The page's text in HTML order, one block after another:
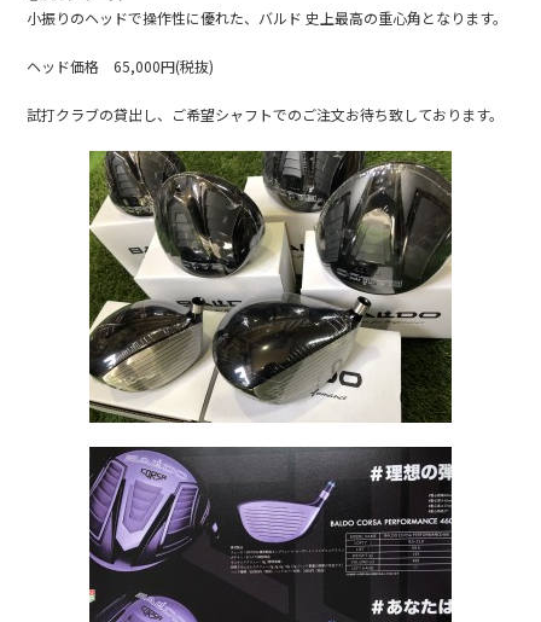
小振りのヘッドで操作性に優れた、バルド 史上最高の重心角となります。
ヘッド価格 65,000円(税抜)
試打クラブの貸出し、ご希望シャフトでのご注文お待ち致しております。